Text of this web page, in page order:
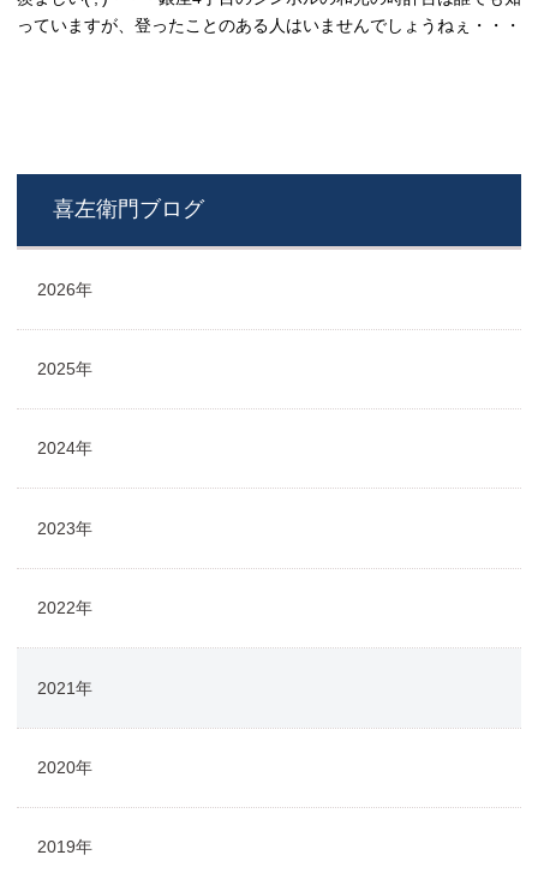
っていますが、登ったことのある人はいませんでしょうねぇ・・・
喜左衛門ブログ
2026年
2025年
2024年
2023年
2022年
2021年
2020年
2019年